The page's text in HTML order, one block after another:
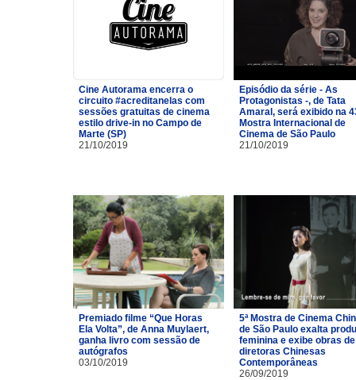
Cine Autorama encerra o
circuito #acreditanelas com
sessões gratuitas de cinema
estilo drive-in no Campo de
Marte (SP)
21/10/2019
Episódio da série - As
Protagonistas -, de Tata
Amaral, será exibido na
Mostra Internacional de
Cinema de São Paulo
21/10/2019
Premiado filme “Que Horas
Ela Volta”, de Anna Muylaert,
ganha livro com sessão de
autógrafos
03/10/2019
5ª Mostra de Cinema
de São Paulo exalta
feminina e exibe obras de
diretoras Chinesas
Contemporâneas
26/09/2019